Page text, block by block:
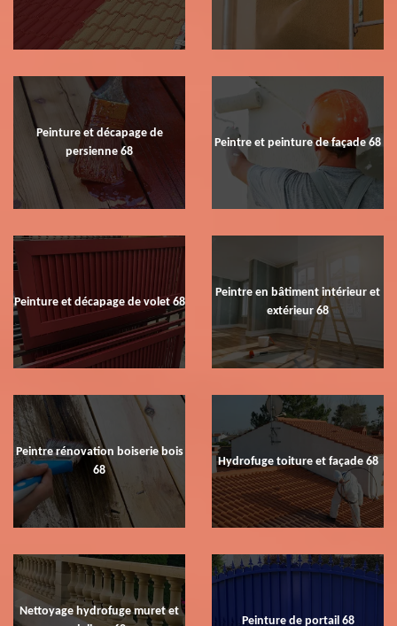
Peinture et décapage de
persienne 68
Peintre et peinture de façade 68
Peinture et décapage de volet 68
Peintre en bâtiment intérieur et
extérieur 68
Peintre rénovation boiserie bois
68
Hydrofuge toiture et façade 68
Nettoyage hydrofuge muret et
Peinture de portail 68